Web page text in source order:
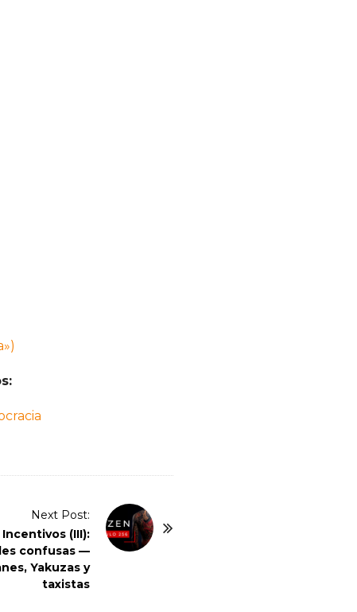
Next Post:
(III):
confusas —
Yakuzas y
taxistas